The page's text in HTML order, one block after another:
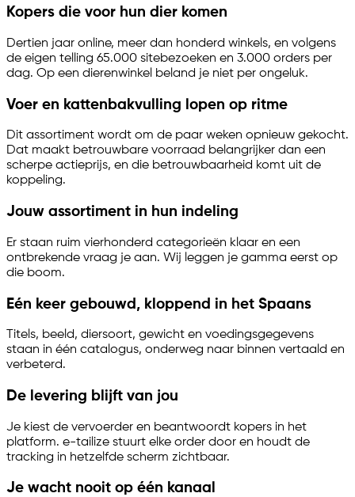
Kopers die voor hun dier komen
Dertien jaar online, meer dan honderd winkels, en volgens
de eigen telling 65.000 sitebezoeken en 3.000 orders per
dag. Op een dierenwinkel beland je niet per ongeluk.
Voer en kattenbakvulling lopen op ritme
Dit assortiment wordt om de paar weken opnieuw gekocht.
Dat maakt betrouwbare voorraad belangrijker dan een
scherpe actieprijs, en die betrouwbaarheid komt uit de
koppeling.
Jouw assortiment in hun indeling
Er staan ruim vierhonderd categorieën klaar en een
ontbrekende vraag je aan. Wij leggen je gamma eerst op
die boom.
Eén keer gebouwd, kloppend in het Spaans
Titels, beeld, diersoort, gewicht en voedingsgegevens
staan in één catalogus, onderweg naar binnen vertaald en
verbeterd.
De levering blijft van jou
Je kiest de vervoerder en beantwoordt kopers in het
platform. e-tailize stuurt elke order door en houdt de
tracking in hetzelfde scherm zichtbaar.
Je wacht nooit op één kanaal